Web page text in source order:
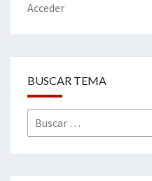
Acceder
BUSCAR TEMA
Buscar
por: